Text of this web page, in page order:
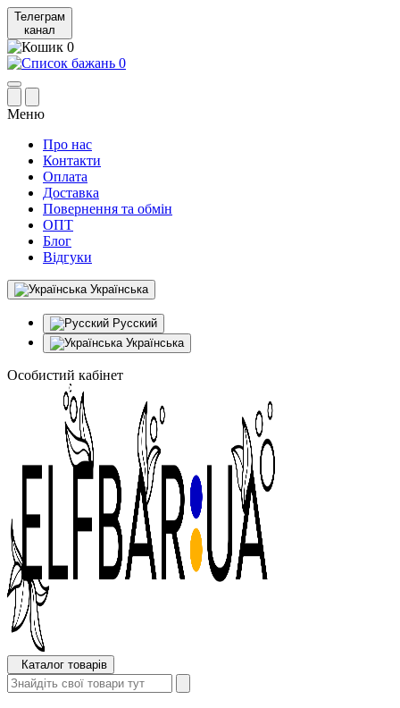
Телеграм
канал
0
0
Меню
Про нас
Контакти
Оплата
Доставка
Повернення та обмін
ОПТ
Блог
Відгуки
Українська
Русский
Українська
Особистий кабінет
Каталог товарів